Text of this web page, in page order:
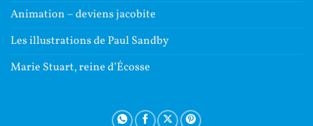
Animation – deviens jacobite
Les illustrations de Paul Sandby
Marie Stuart, reine d’Écosse